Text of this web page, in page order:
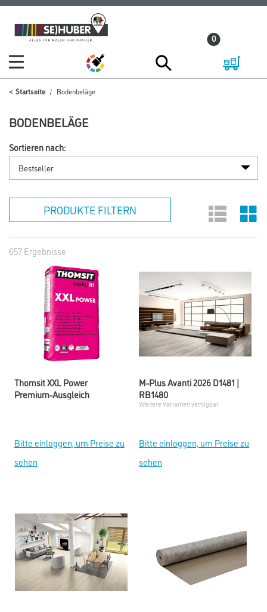
Zum
Inhalt
Zum
Navigationsmenü
0
Startseite Bodenbeläge
BODENBELÄGE
Sortieren nach:
PRODUKTE FILTERN
657 Ergebnisse
Thomsit XXL Power
Premium-Ausgleich
Bitte einloggen, um Preise zu
sehen
M-Plus Avanti 2026 D1481 |
RB1480
Weitere Varianten verfügbar
Bitte einloggen, um Preise zu
sehen